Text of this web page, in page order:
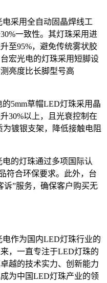
电采用全自动固晶焊线工
一致性。其灯珠采用进
至95%，避免传统雾状胶
宏光电的灯珠采用短脚设
亮度比长脚型号高
的5mm草帽LED灯珠采用晶
30%以上，且光衰控制在
镀银支架，降低接触电阻
电的灯珠通过多项国际认
符合环保要求。此外，台
诉”服务，确保客户购买无
电作为国内LED灯珠行业的
，一直专注于LED灯珠的
越的技术实力、创新能力
为中国LED灯珠产业的领